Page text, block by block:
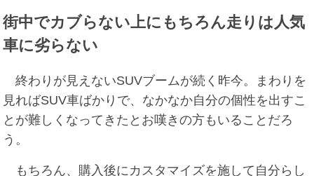
街中でカブらない上にもちろん走りは人気
車に劣らない
終わりが見えないSUVブームが続く昨今。まわりを
見ればSUV車ばかりで、なかなか自分の個性を出すこ
とが難しくなってきたとお嘆きの方もいることだろ
う。
もちろん、購入後にカスタマイズを施して自分らし